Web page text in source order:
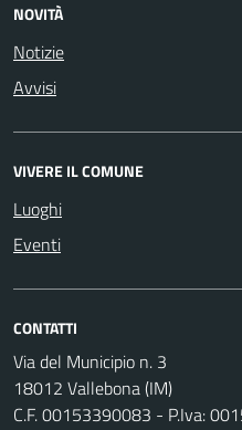
NOVITÀ
Notizie
Avvisi
VIVERE IL COMUNE
Luoghi
Eventi
CONTATTI
Via del Municipio n. 3
18012 Vallebona (IM)
C.F. 00153390083 - P.Iva: